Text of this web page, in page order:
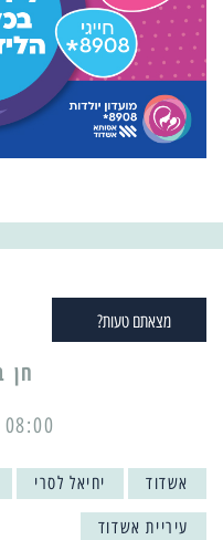
מצאתם טעות?
08:00 | 13/12/2024
אשדוד יחיאל לסרי
עיריית אשדוד